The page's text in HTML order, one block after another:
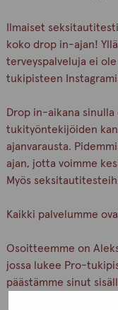
Ilmaiset
koko drop in-ajan!
terveyspalveluja ei
tukipisteen
Drop in-aikana
tukityöntekijöiden
ajanvarausta.
ajan, jotta voimme
Myös
Kaikki palvelumme
Osoitteemme on
jossa lukee Pro-
päästämme sinut